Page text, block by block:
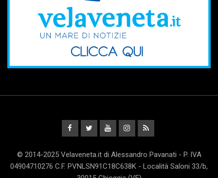
© 2014-2025 Velaveneta.it di Alessandro Pavanati - P. IVA
04904710276 C.F. PVNLSN91C18C638K - Località Saloni 33/b,